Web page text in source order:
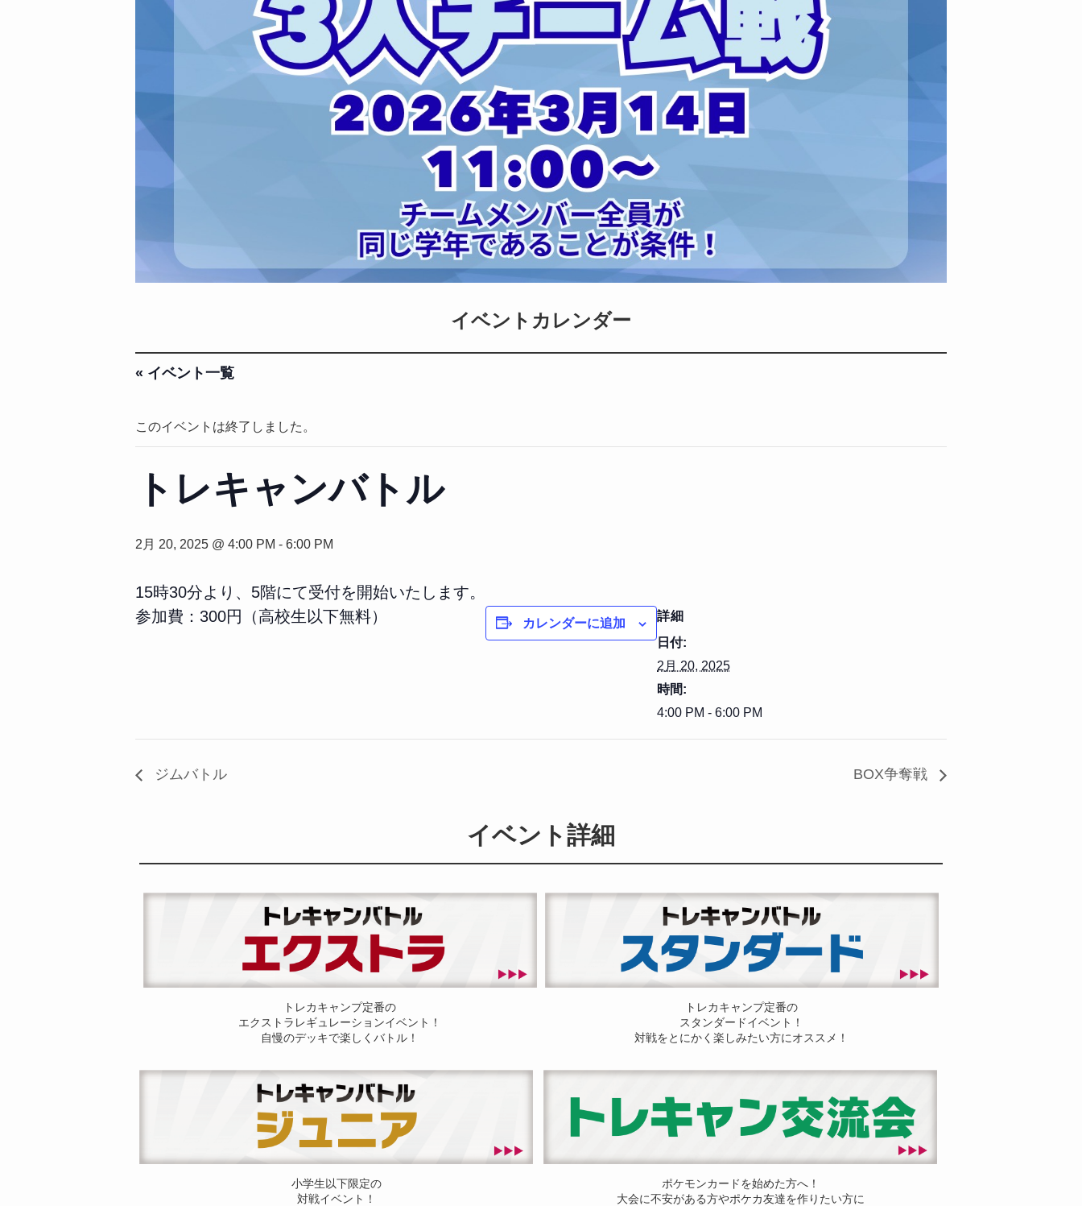
イベントカレンダー
« イベント一覧
このイベントは終了しました。
トレキャンバトル
2月 20, 2025 @ 4:00 PM - 6:00 PM
15時30分より、5階にて受付を開始いたします。
参加費：300円（高校生以下無料）
カレンダーに追加
詳細
日付:
2月 20, 2025
時間:
4:00 PM - 6:00 PM
ジムバトル BOX争奪戦
イベント詳細
トレカキャンプ定番の
エクストラレギュレーションイベント！
自慢のデッキで楽しくバトル！
トレカキャンプ定番の
スタンダードイベント！
対戦をとにかく楽しみたい方にオススメ！
小学生以下限定の
対戦イベント！
ポケモンカードを始めた方へ！
大会に不安がある方やポケカ友達を作りたい方に